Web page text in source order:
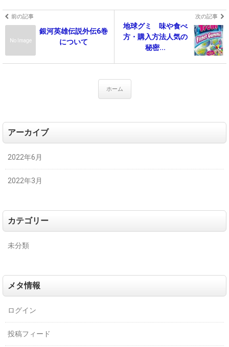
前の記事
No Image
銀河英雄伝説外伝6巻
について
次の記事
地球グミ 味や食べ
方・購入方法人気の
秘密...
ホーム
アーカイブ
2022年6月
2022年3月
カテゴリー
未分類
メタ情報
ログイン
投稿フィード